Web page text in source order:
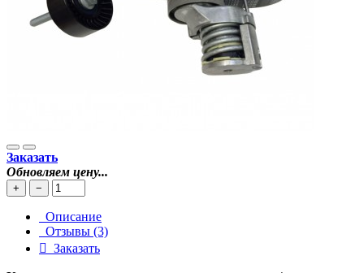
Заказать
Обновляем цену...
+ −
Описание
Отзывы (3)
Заказать